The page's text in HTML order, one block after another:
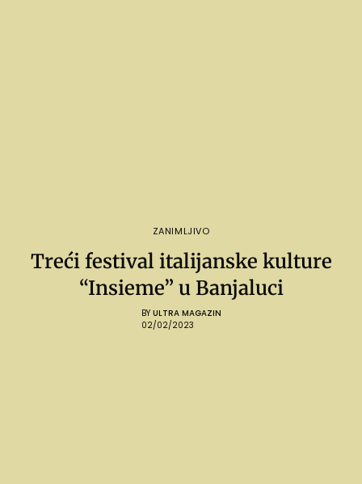
ZANIMLJIVO
Treći festival italijanske kulture
“Insieme” u Banjaluci
BY ULTRA MAGAZIN
02/02/2023